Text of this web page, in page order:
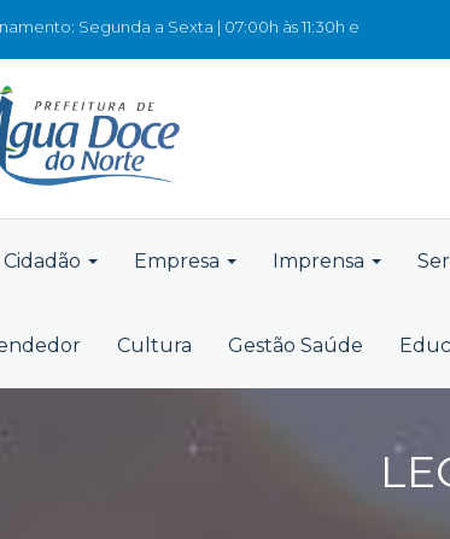
Segunda a Sexta | 07:00h às 11:30h e
Cidadão Empresa Imprensa
Cultura Gestão Saúde